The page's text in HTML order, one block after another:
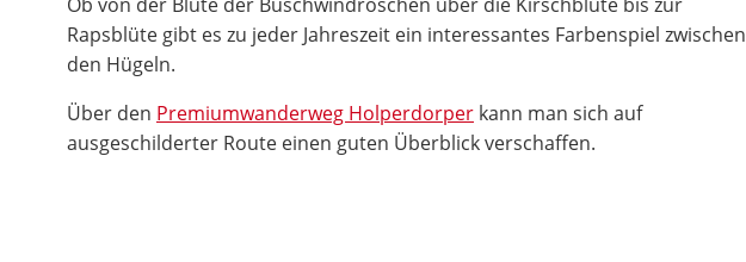
Rapsblüte gibt es zu jeder Jahreszeit ein interessantes Farbenspiel zwischen
den Hügeln.
Über den Premiumwanderweg Holperdorper kann man sich auf
ausgeschilderter Route einen guten Überblick verschaffen.